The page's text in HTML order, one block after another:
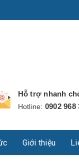
Hỗ trợ nhanh
Hotline: 0902 968
Giới thiệu